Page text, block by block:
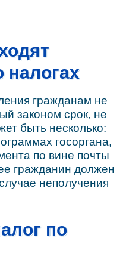
налогах
гражданам не
законом срок, не
быть несколько:
госоргана,
по вине почты
гражданин должен
неполучения
по